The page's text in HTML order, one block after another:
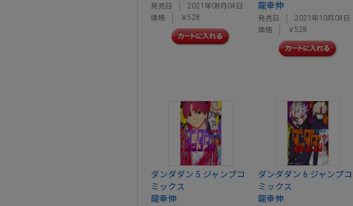
発売日
2021年08月04日
価格
￥528
龍幸伸
発売日
2021年10月04日
価格
￥528
ダンダダン 5 ジャンプコ
ミックス
龍幸伸
ダンダダン 6 ジャンプコ
ミックス
龍幸伸